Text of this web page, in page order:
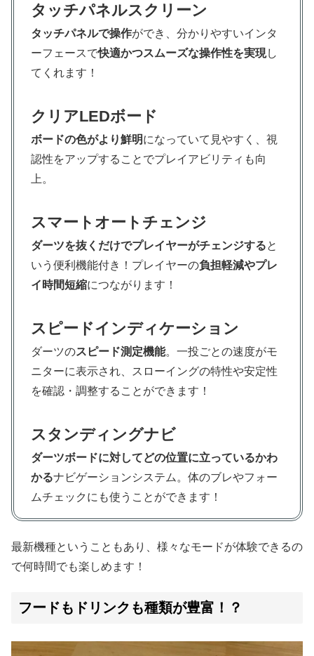
タッチパネルスクリーン
タッチパネルで操作ができ、分かりやすいインタ
ーフェースで快適かつスムーズな操作性を実現し
てくれます！
クリアLEDボード
ボードの色がより鮮明になっていて見やすく、視
認性をアップすることでプレイアビリティも向
上。
スマートオートチェンジ
ダーツを抜くだけでプレイヤーがチェンジすると
いう便利機能付き！プレイヤーの負担軽減やプレ
イ時間短縮につながります！
スピードインディケーション
ダーツのスピード測定機能。一投ごとの速度がモ
ニターに表示され、スローイングの特性や安定性
を確認・調整することができます！
スタンディングナビ
ダーツボードに対してどの位置に立っているかわ
かるナビゲーションシステム。体のブレやフォー
ムチェックにも使うことができます！
最新機種ということもあり、様々なモードが体験できるの
で何時間でも楽しめます！
フードもドリンクも種類が豊富！？